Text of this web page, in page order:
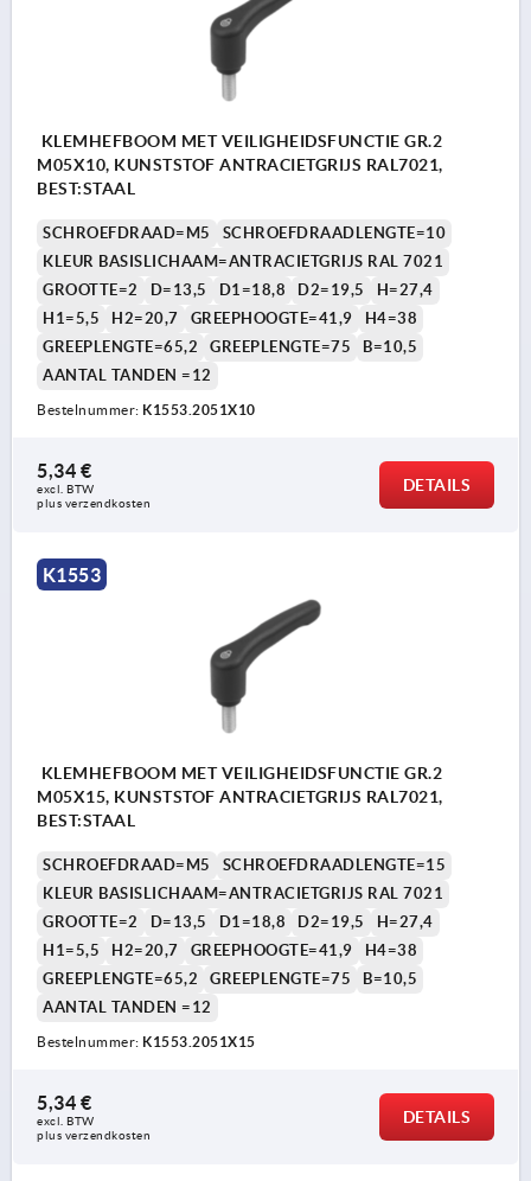
KLEMHEFBOOM MET VEILIGHEIDSFUNCTIE GR.2
M05X10, KUNSTSTOF ANTRACIETGRIJS RAL7021,
BEST:STAAL
SCHROEFDRAAD=M5
SCHROEFDRAADLENGTE=10
KLEUR BASISLICHAAM=ANTRACIETGRIJS RAL 7021
GROOTTE=2
D=13,5 D1=18,8 D2=19,5
H=27,4
H1=5,5
H2=20,7 GREEPHOOGTE=41,9
H4=38
GREEPLENGTE=65,2
GREEPLENGTE=75
B=10,5
AANTAL TANDEN =12
Bestelnummer: K1553.2051X10
5,34 €
excl. BTW
plus verzendkosten
DETAILS
K1553
KLEMHEFBOOM MET VEILIGHEIDSFUNCTIE GR.2
M05X15, KUNSTSTOF ANTRACIETGRIJS RAL7021,
BEST:STAAL
SCHROEFDRAAD=M5
SCHROEFDRAADLENGTE=15
KLEUR BASISLICHAAM=ANTRACIETGRIJS RAL 7021
GROOTTE=2
D=13,5 D1=18,8 D2=19,5
H=27,4
H1=5,5
H2=20,7 GREEPHOOGTE=41,9
H4=38
GREEPLENGTE=65,2
GREEPLENGTE=75
B=10,5
AANTAL TANDEN =12
Bestelnummer: K1553.2051X15
5,34 €
excl. BTW
plus verzendkosten
DETAILS